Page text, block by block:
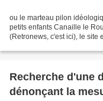
ou le marteau pilon
petits enfants Canaille le
(Retronews, c'est ici), le site
Recherche d'une
dénonçant la